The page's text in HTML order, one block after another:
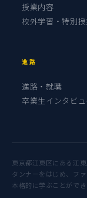
授業内容
校外学習・特別授
進路
進路・就職
卒業生インタビュ
東京都江東区にある江
タンナーをはじめ、フ
本格的に学ぶことができ